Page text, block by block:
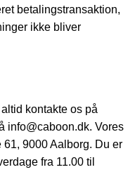
betalingstransaktion,
ikke bliver
kontakte os på
info@caboon.dk. Vores
9000 Aalborg. Du er
fra 11.00 til